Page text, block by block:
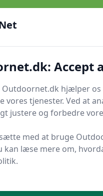
guides og grej til livet
🔐Sikker nethandel
OutdoorNet
Accept
Outdoornet.dk hjælper
vores tjenester. Ved at
justere og forbedre
med at bruge
kan læse mere om,